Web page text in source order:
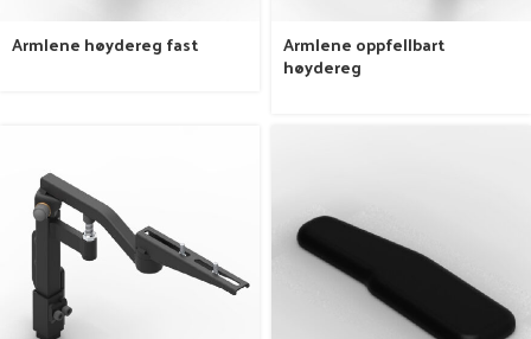
Armlene høydereg fast Armlene oppfellbart
høydereg